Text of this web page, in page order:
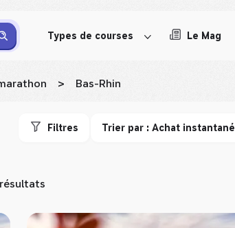
Types de courses Le Mag
> Bas-Rhin
Filtres Trier par : Achat instantané